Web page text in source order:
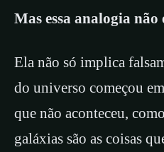
Mas essa analogia não
Ela não só implica
do universo começou
que não aconteceu,
galáxias são as coisas